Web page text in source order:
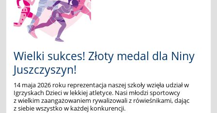
Wielki sukces! Złoty medal dla Niny
Juszczyszyn!
14 maja 2026 roku reprezentacja naszej szkoły wzięła udział w
Igrzyskach Dzieci w lekkiej atletyce. Nasi młodzi sportowcy
z wielkim zaangażowaniem rywalizowali z rówieśnikami, dając
z siebie wszystko w każdej konkurencji.